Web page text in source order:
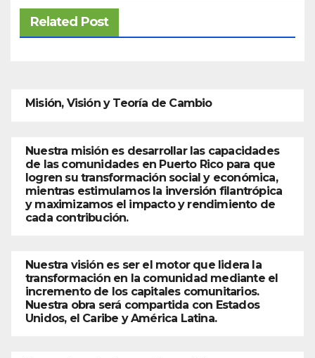
Related Post
Misión, Visión y Teoría de Cambio
Nuestra misión es desarrollar las capacidades
de las comunidades en Puerto Rico para que
logren su transformación social y económica,
mientras estimulamos la inversión filantrópica
y maximizamos el impacto y rendimiento de
cada contribución.
Nuestra visión es ser el motor que lidera la
transformación en la comunidad mediante el
incremento de los capitales comunitarios.
Nuestra obra será compartida con Estados
Unidos, el Caribe y América Latina.